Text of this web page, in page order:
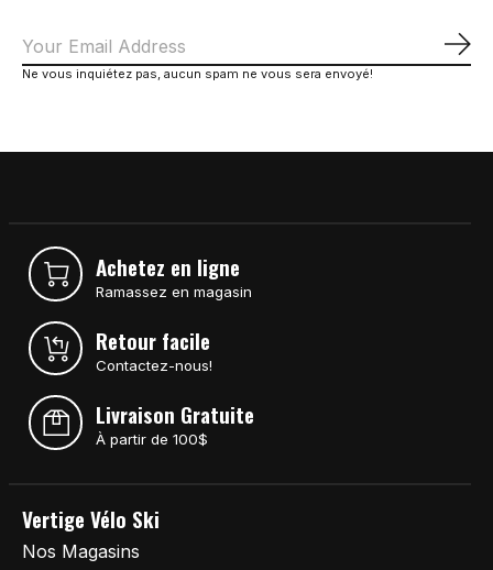
Ne vous inquiétez pas, aucun spam ne vous sera envoyé!
Achetez en ligne
Ramassez en magasin
Retour facile
Contactez-nous!
Livraison Gratuite
À partir de 100$
Vertige Vélo Ski
Nos Magasins